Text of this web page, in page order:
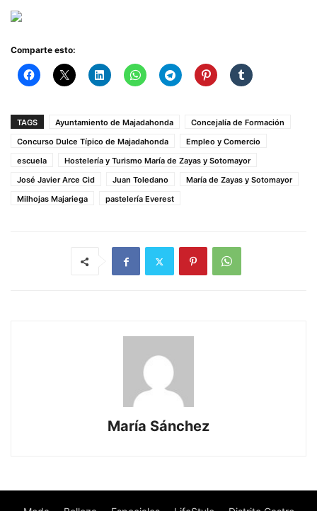
Comparte esto:
TAGS Ayuntamiento de Majadahonda
Concejalía de Formación
Concurso Dulce Típico de Majadahonda
Empleo y Comercio
escuela
Hostelería y Turismo María de Zayas y Sotomayor
José Javier Arce Cid
Juan Toledano
María de Zayas y Sotomayor
Milhojas Majariega
pastelería Everest
María Sánchez